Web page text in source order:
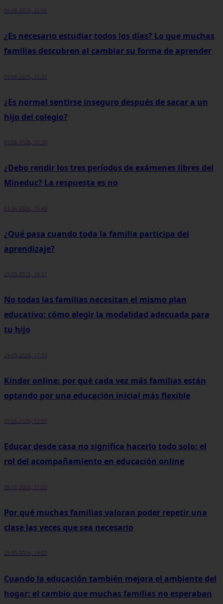
04-06-2026, 22:00
¿Es necesario estudiar todos los días? Lo que muchas
familias descubren al cambiar su forma de aprender
04-06-2026, 21:36
¿Es normal sentirse inseguro después de sacar a un
hijo del colegio?
03-06-2026, 20:30
¿Debo rendir los tres períodos de exámenes libres del
Mineduc? La respuesta es no
03-06-2026, 18:45
¿Qué pasa cuando toda la familia participa del
aprendizaje?
29-05-2026, 19:31
No todas las familias necesitan el mismo plan
educativo: cómo elegir la modalidad adecuada para
tu hijo
29-05-2026, 17:30
Kinder online: por qué cada vez más familias están
optando por una educación inicial más flexible
29-05-2026, 15:00
Educar desde casa no significa hacerlo todo solo: el
rol del acompañamiento en educación online
28-05-2026, 21:00
Por qué muchas familias valoran poder repetir una
clase las veces que sea necesario
28-05-2026, 19:00
Cuando la educación también mejora el ambiente del
hogar: el cambio que muchas familias no esperaban